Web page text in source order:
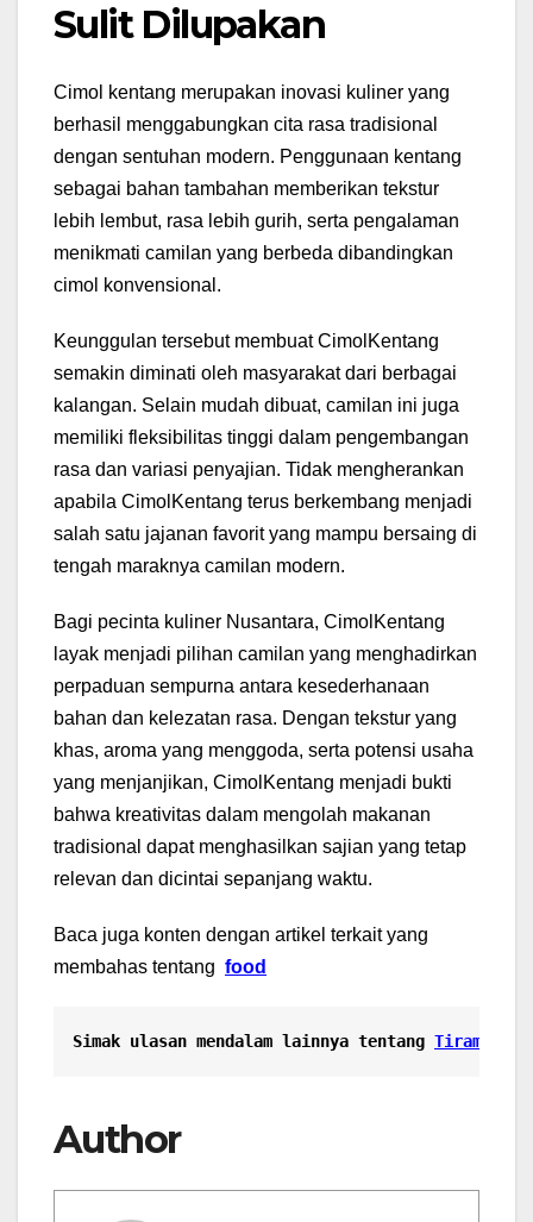
Sulit Dilupakan
Cimol kentang merupakan inovasi kuliner yang
berhasil menggabungkan cita rasa tradisional
dengan sentuhan modern. Penggunaan kentang
sebagai bahan tambahan memberikan tekstur
lebih lembut, rasa lebih gurih, serta pengalaman
menikmati camilan yang berbeda dibandingkan
cimol konvensional.
Keunggulan tersebut membuat CimolKentang
semakin diminati oleh masyarakat dari berbagai
kalangan. Selain mudah dibuat, camilan ini juga
memiliki fleksibilitas tinggi dalam pengembangan
rasa dan variasi penyajian. Tidak mengherankan
apabila CimolKentang terus berkembang menjadi
salah satu jajanan favorit yang mampu bersaing di
tengah maraknya camilan modern.
Bagi pecinta kuliner Nusantara, CimolKentang
layak menjadi pilihan camilan yang menghadirkan
perpaduan sempurna antara kesederhanaan
bahan dan kelezatan rasa. Dengan tekstur yang
khas, aroma yang menggoda, serta potensi usaha
yang menjanjikan, CimolKentang menjadi bukti
bahwa kreativitas dalam mengolah makanan
tradisional dapat menghasilkan sajian yang tetap
relevan dan dicintai sepanjang waktu.
Baca juga konten dengan artikel terkait yang
membahas tentang food
Simak ulasan mendalam lainnya tentang Tiramisu
Author